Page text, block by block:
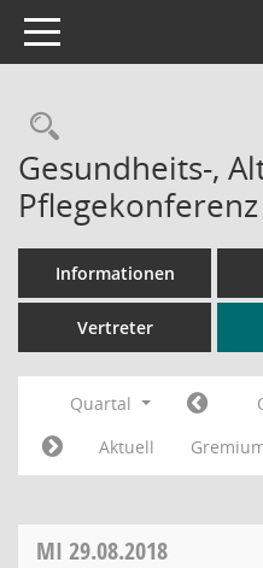
Toggle navigation
Gesundheits-,
Informationen
Vertreter
Quartal
Aktuell
MI 29.08.2018